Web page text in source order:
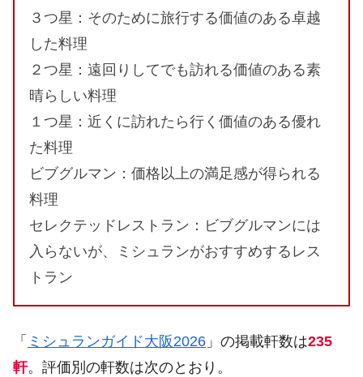
３つ星：そのために旅行する価値のある卓越
した料理
２つ星：遠回りしてでも訪れる価値のある素
晴らしい料理
１つ星：近くに訪れたら行く価値のある優れ
た料理
ビブグルマン：価格以上の満足感が得られる
料理
セレクテッドレストラン：ビブグルマンには
入らないが、ミシュランがおすすめするレス
トラン
「 ミシュランガイド大阪2026 」の掲載軒数は235
軒。評価別の軒数は次のとおり。